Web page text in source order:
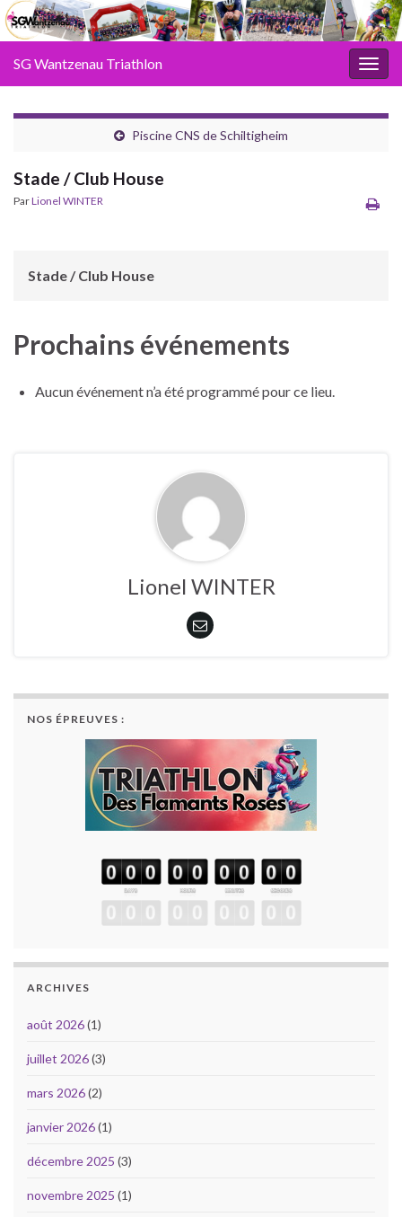
SG Wantzenau Triathlon
Piscine CNS de Schiltigheim
Stade / Club House
ParLionel WINTER
Stade / Club House
Prochains événements
Aucun événement n’a été programmé pour ce lieu.
Lionel WINTER
NOS ÉPREUVES :
ARCHIVES
août 2026(1)
juillet 2026(3)
mars 2026(2)
janvier 2026(1)
décembre 2025 (3)
novembre 2025 (1)